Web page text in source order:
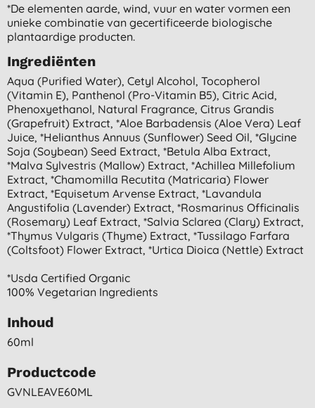
*De elementen aarde, wind, vuur en water vormen een
unieke combinatie van gecertificeerde biologische
plantaardige producten.
Ingrediënten
Aqua (purified Water), Cetyl Alcohol, Tocopherol
(vitamin E), Panthenol (pro-Vitamin B5), Citric Acid,
Phenoxyethanol, Natural Fragrance, Citrus Grandis
(grapefruit) Extract, *aloe Barbadensis (aloe Vera) Leaf
Juice, *helianthus Annuus (sunflower) Seed Oil, *glycine
Soja (soybean) Seed Extract, *betula Alba Extract,
*malva Sylvestris (mallow) Extract, *achillea Millefolium
Extract, *chamomilla Recutita (matricaria) Flower
Extract, *equisetum Arvense Extract, *lavandula
Angustifolia (lavender) Extract, *rosmarinus Officinalis
(rosemary) Leaf Extract, *salvia Sclarea (clary) Extract,
*thymus Vulgaris (thyme) Extract, *tussilago Farfara
(coltsfoot) Flower Extract, *urtica Dioica (nettle) Extract
*usda Certified Organic
100% Vegetarian Ingredients
Inhoud
60ml
Productcode
GVNLEAVE60ML